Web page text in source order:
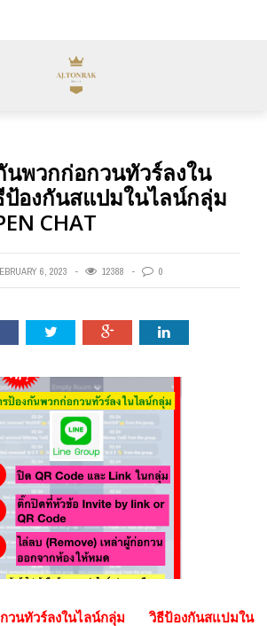
นพวกก่อกวนทัวร์ลงใน
องกันสแปมในไลน์กลุ่ม
CHAT
6, 2023 12388 0
กวนทัวร์ลงในไลน์กลุ่ม วิธีป้องกันสแปมใน